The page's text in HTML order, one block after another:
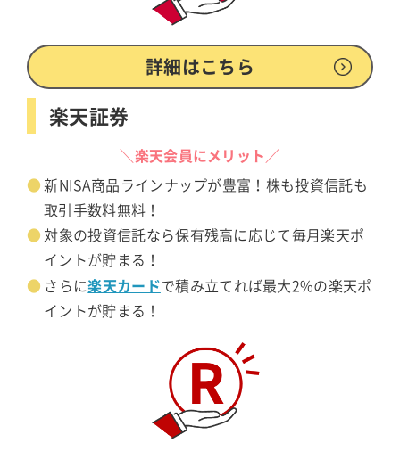
詳細はこちら
楽天証券
＼楽天会員にメリット／
新NISA商品ラインナップが豊富！株も投資信託も
取引手数料無料！
対象の投資信託なら保有残高に応じて毎月楽天ポ
イントが貯まる！
さらに楽天カードで積み立てれば最大2%の楽天ポ
イントが貯まる！